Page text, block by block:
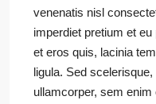
venenatis nisl
imperdiet pretium et
et eros quis, lacinia
ligula. Sed
ullamcorper, sem